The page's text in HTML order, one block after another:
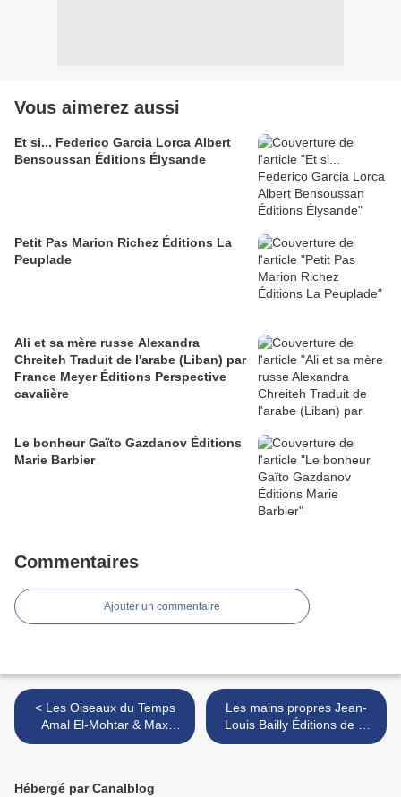
Vous aimerez aussi
Et si... Federico Garcia Lorca Albert
Bensoussan Éditions Élysande
Petit Pas Marion Richez Éditions La
Peuplade
Ali et sa mère russe Alexandra
Chreiteh Traduit de l'arabe (Liban) par
France Meyer Éditions Perspective
cavalière
Le bonheur Gaïto Gazdanov Éditions
Marie Barbier
Commentaires
Ajouter un commentaire
< Les Oiseaux du Temps
Amal El-Mohtar & Max
Gladstone Traduit de
Les mains propres Jean-
Louis Bailly Éditions de L'
Arbre Vengeur >
Hébergé par Canalblog